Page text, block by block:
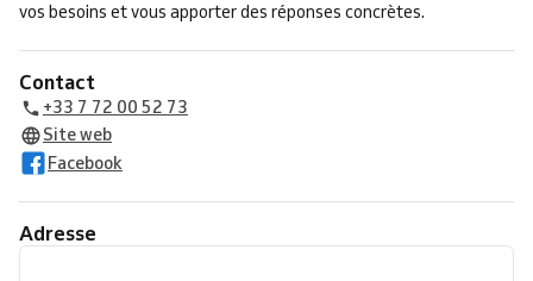
vos besoins et vous apporter des réponses concrètes.
Contact
+33 7 72 00 52 73
Site web
Facebook
Adresse